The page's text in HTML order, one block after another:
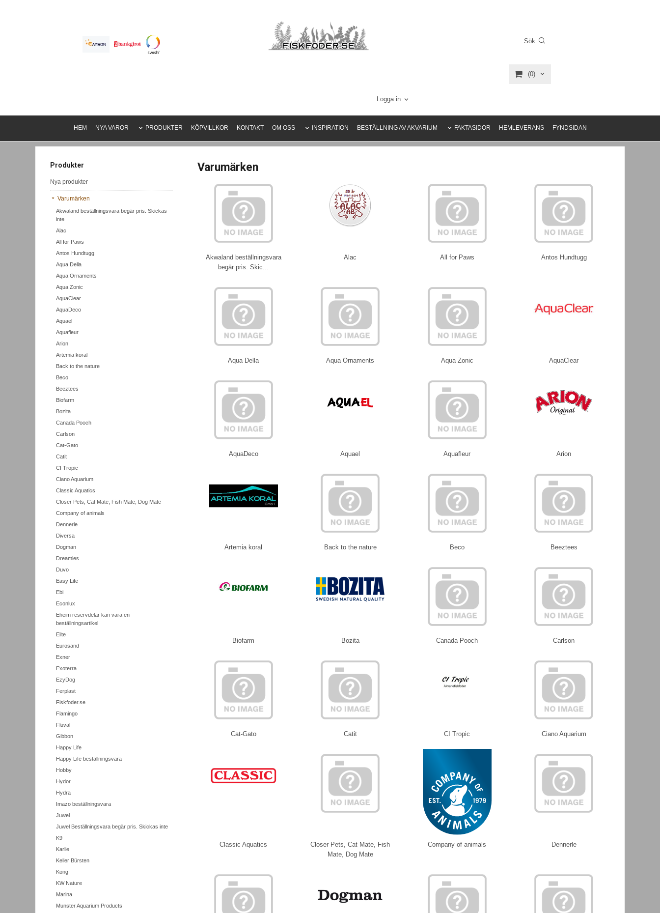
(0)
Logga in
HEM NYA VAROR PRODUKTER KÖPVILLKOR KONTAKT OM OSS INSPIRATION BESTÄLLNING AV AKVARIUM FAKTASIDOR HEMLEVERANS FYNDSIDAN
Produkter
Nya produkter
Varumärken
Akwaland beställningsvara begär pris. Skickas
inte
Alac
All for Paws
Antos Hundtugg
Aqua Della
Aqua Ornaments
Aqua Zonic
AquaClear
AquaDeco
Aquael
Aquafleur
Arion
Artemia koral
Back to the nature
Beco
Beeztees
Biofarm
Bozita
Canada Pooch
Carlson
Cat-Gato
Catit
CI Tropic
Ciano Aquarium
Classic Aquatics
Closer Pets, Cat Mate, Fish Mate, Dog Mate
Company of animals
Dennerle
Diversa
Dogman
Dreamies
Duvo
Easy Life
Ebi
Econlux
Eheim reservdelar kan vara en
beställningsartikel
Elite
Eurosand
Exner
Exoterra
EzyDog
Ferplast
Fiskfoder.se
Flamingo
Fluval
Gibbon
Happy Life
Happy Life beställningsvara
Hobby
Hydor
Hydra
Imazo beställningsvara
Juwel
Juwel Beställningsvara begär pris. Skickas inte
K9
Karlie
Keller Bürsten
Kong
KW Nature
Marina
Munster Aquarium Products
Varumärken
Akwaland beställningsvara
begär pris. Skic...
Alac All for Paws Antos Hundtugg
Aqua Della Aqua Ornaments Aqua Zonic AquaClear
AquaDeco Aquael Aquafleur Arion
Artemia koral Back to the nature Beco Beeztees
Biofarm Bozita Canada Pooch Carlson
Cat-Gato Catit CI Tropic Ciano Aquarium
Classic Aquatics
Closer Pets, Cat Mate, Fish
Mate, Dog Mate
Company of animals Dennerle